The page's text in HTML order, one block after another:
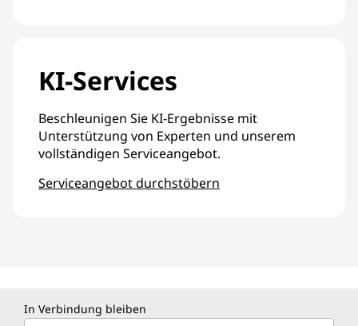
KI-Services
Beschleunigen Sie KI-Ergebnisse mit
Unterstützung von Experten und unserem
vollständigen Serviceangebot.
Serviceangebot durchstöbern
In Verbindung bleiben